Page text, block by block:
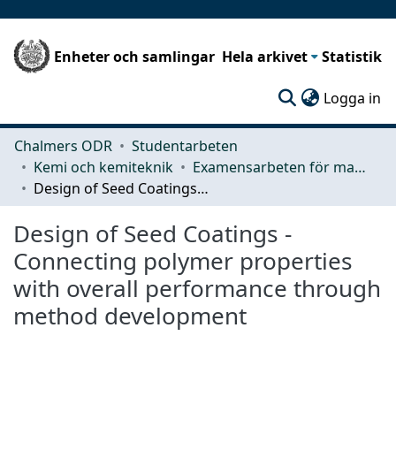
Enheter och samlingar Hela arkivet Statistik
Logga in
Chalmers ODR
Studentarbeten
Kemi och kemiteknik
Examensarbeten för masterexamen
Design of Seed Coatings - Connecting polymer properties with overall performance through method development
Design of Seed Coatings -
Connecting polymer properties
with overall performance through
method development